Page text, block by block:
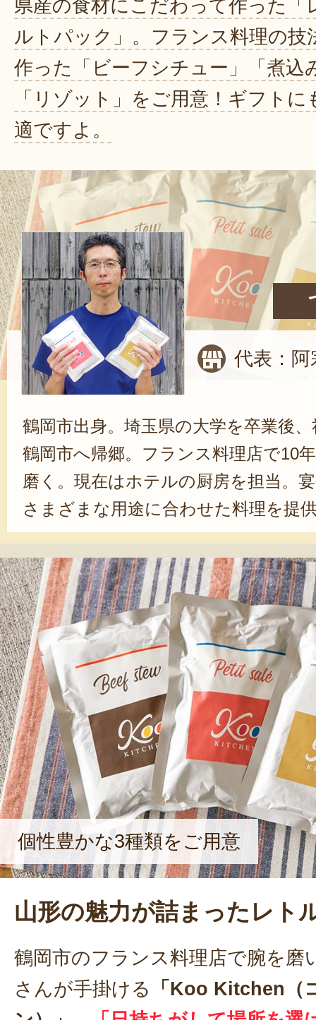
県産の食材にこだわって作った「
ルトパック」。フランス料理の技
作った「ビーフシチュー」「煮込
「リゾット」をご用意！ギフトに
適ですよ。
代表：阿
鶴岡市出身。埼玉県の大学を卒業後
鶴岡市へ帰郷。フランス料理店で10
磨く。現在はホテルの厨房を担当。
さまざまな用途に合わせた料理を提
て2022年に「Koo Kitchen」を立ち上
を使ったレトルト食品や、タルトな
を行う。「庄内地方をはじめ、山形
の人に知ってほしい。観光で訪れた
かさを伝える場所を作りたいです」
個性豊かな3種類をご用意
山形の魅力が詰まったレト
鶴岡市のフランス料理店で腕を磨
さんが手掛ける
「Koo Kitchen（